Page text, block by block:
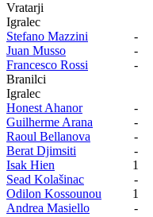
Vratarji
Igralec
Stefano Mazzini
-
Juan Musso
-
Francesco Rossi
-
Branilci
Igralec
Honest Ahanor
-
Guilherme Arana
-
Raoul Bellanova
-
Berat Djimsiti
-
Isak Hien
1
Sead Kolašinac
-
Odilon Kossounou
1
Andrea Masiello
-